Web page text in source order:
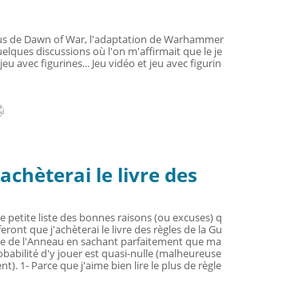
de Dawn of War, l'adaptation de Warhammer
discussions où l'on m'affirmait que le je
avec figurines... Jeu vidéo et jeu avec figurin
le livre des
petite liste des bonnes raisons (ou excuses) q
que j'achèterai le livre des règles de la Gu
de l'Anneau en sachant parfaitement que ma
d'y jouer est quasi-nulle (malheureuse
1- Parce que j'aime bien lire le plus de règle